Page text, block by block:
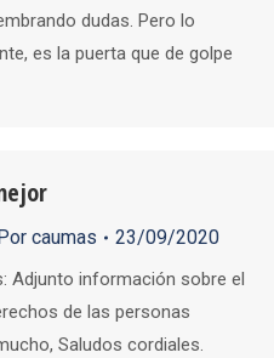
dudas. Pero lo
es la puerta que de golpe
caumas 23/09/2020
Adjunto información sobre el
de las personas
Saludos cordiales.